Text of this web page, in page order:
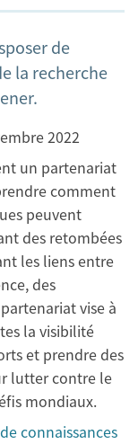
de
la recherche
2022
un partenariat
comment
peuvent
des retombées
les liens entre
des
vise à
la visibilité
et prendre des
lutter contre le
mondiaux.
connaissances